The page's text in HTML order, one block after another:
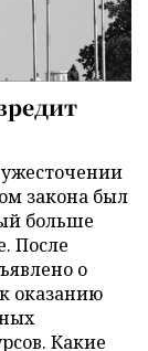
закона был
больше
После
о
оказанию
Какие